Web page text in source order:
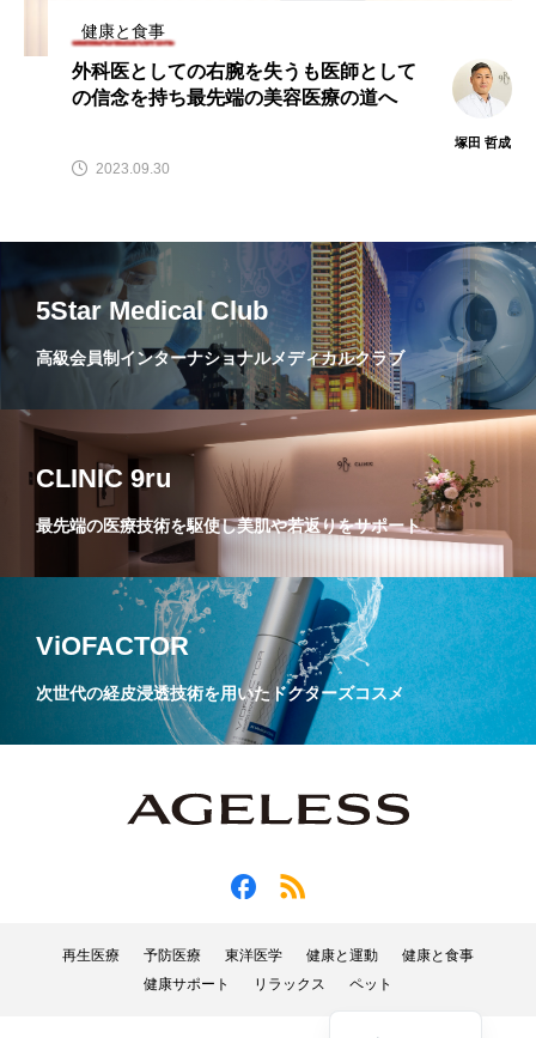
健康と食事
外科医としての右腕を失うも医師として
の信念を持ち最先端の美容医療の道へ
塚田 哲成
2023.09.30
5Star Medical Club
高級会員制インターナショナルメディカルクラブ
CLINIC 9ru
最先端の医療技術を駆使し美肌や若返りをサポート
ViOFACTOR
次世代の経皮浸透技術を用いたドクターズコスメ
再生医療 予防医療 東洋医学 健康と運動
健康と食事
健康サポート
リラックス ペット